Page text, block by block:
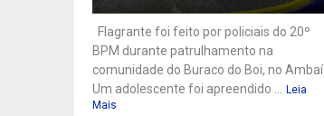
Flagrante foi feito por policiais do 20º
BPM durante patrulhamento na
comunidade do Buraco do Boi, no Ambaí
Um adolescente foi apreendido ...
Leia
Mais